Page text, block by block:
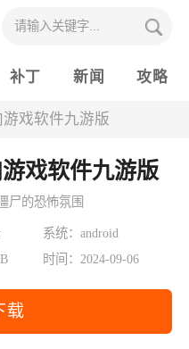
补丁 新闻 攻略
戏软件九游版
戏软件九游版
尸的恐怖氛围
系统：android
时间：2024-09-06
载